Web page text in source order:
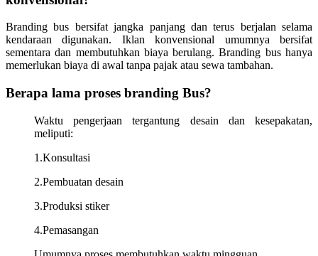
Branding bus bersifat jangka panjang dan terus berjalan selama
kendaraan digunakan. Iklan konvensional umumnya bersifat
sementara dan membutuhkan biaya berulang. Branding bus hanya
memerlukan biaya di awal tanpa pajak atau sewa tambahan.
Berapa lama proses branding Bus?
Waktu pengerjaan tergantung desain dan kesepakatan,
meliputi:
1.Konsultasi
2.Pembuatan desain
3.Produksi stiker
4.Pemasangan